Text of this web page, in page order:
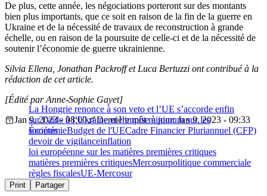
De plus, cette année, les négociations porteront sur des montants
bien plus importants, que ce soit en raison de la fin de la guerre en
Ukraine et de la nécessité de travaux de reconstruction à grande
échelle, ou en raison de la poursuite de celle-ci et de la nécessité de
soutenir l’économie de guerre ukrainienne.
Silvia Ellena, Jonathan Packroff et Luca Bertuzzi ont contribué à la
rédaction de cet article.
La Hongrie renonce à son veto et l’UE s’accorde enfin
sur l’aide à l’Ukraine et l’impôt minimum sur les
sociétés
[Édité par Anne-Sophie Gayet]
Jan 9, 2023 - 08:00
Dernière mise à jour: Jan 9, 2023 - 09:33
ÉconomieBudget de l'UECadre Financier Pluriannuel (CFP)
devoir de vigilanceinflation
loi européenne sur les matières premières critiques
matières premières critiquesMercosurpolitique commerciale
règles fiscalesUE-Mercosur
Print Partager